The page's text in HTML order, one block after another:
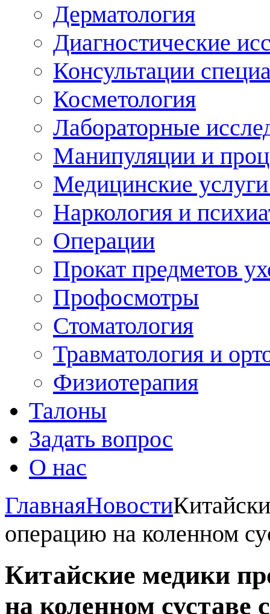
Дерматология
Диагностические
Консультации
Косметология
Лабораторные
Манипуляции и
Медицинские
Наркология и
Операции
Прокат предметов
Профосмотры
Стоматология
Травматология и
Физиотерапия
Талоны
Задать вопрос
О нас
ГлавнаяНовости
операцию на коленном
Китайские медики
на коленном суставе